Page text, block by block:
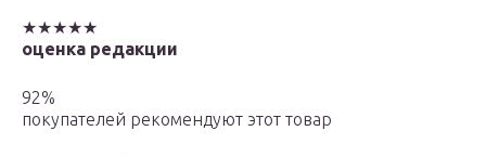
★★★★★
оценка редакции
92%
покупателей рекомендуют этот товар